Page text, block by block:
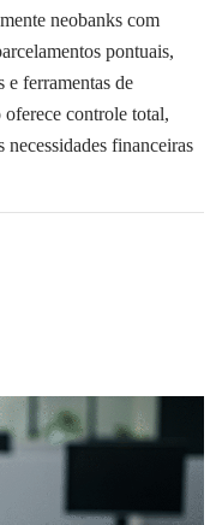
neobanks com
pontuais,
e ferramentas de
controle total,
financeiras